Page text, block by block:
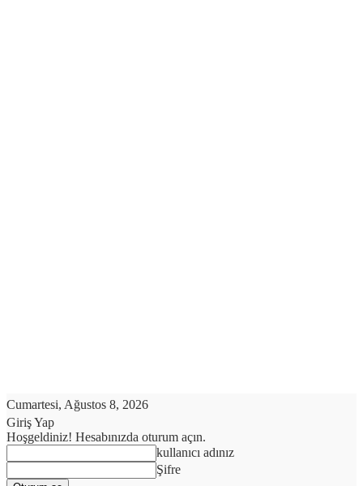
Cumartesi, Ağustos 8, 2026
Giriş Yap
Hoşgeldiniz! Hesabınızda oturum açın.
kullanıcı adınız
Şifre